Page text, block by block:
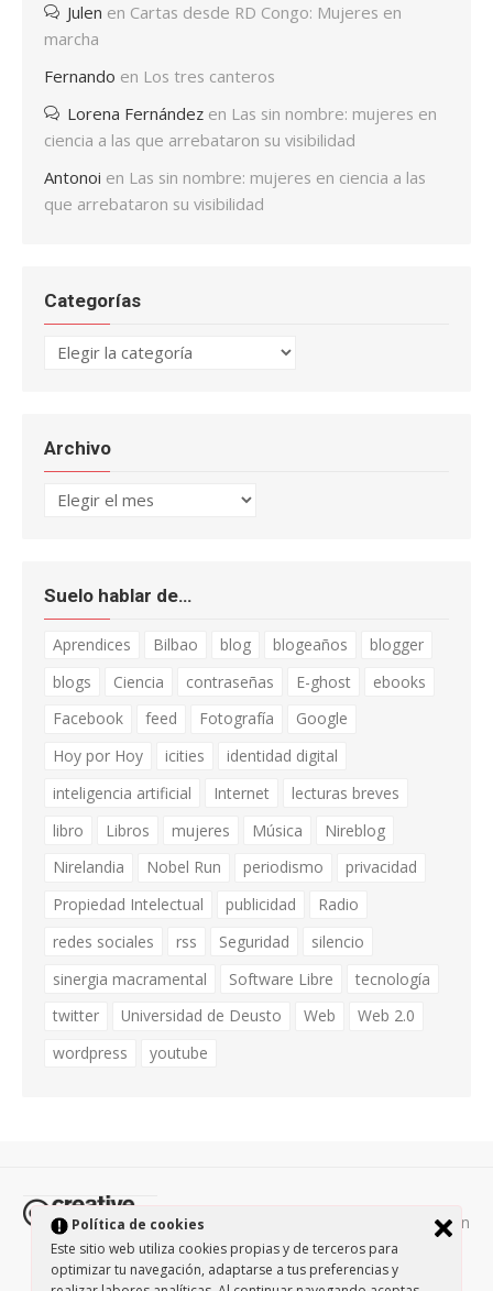
Política de cookies
Este sitio web utiliza cookies propias y de terceros para
optimizar tu navegación, adaptarse a tus preferencias y
Julen en Cartas desde RD Congo: Mujeres en
marcha
Fernando en Los tres canteros
Lorena Fernández en Las sin nombre: mujeres en
ciencia a las que arrebataron su visibilidad
Antonoi en Las sin nombre: mujeres en ciencia a las
que arrebataron su visibilidad
Categorías
Categorías
Archivo
Archivo
Suelo hablar de…
Aprendices Bilbao blog blogeaños
blogger
blogs
Ciencia contraseñas E-ghost
ebooks
Facebook
feed Fotografía
Google
Hoy por Hoy
icities
identidad digital
inteligencia artificial
Internet
lecturas breves
libro
Libros mujeres Música
Nireblog
Nirelandia
Nobel Run periodismo
privacidad
Propiedad Intelectual
publicidad
Radio
redes sociales
rss Seguridad
silencio
sinergia macramental
Software Libre
tecnología
twitter
Universidad de Deusto Web
Web 2.0
wordpress
youtube
Todos los contenidos de esta página están
protegidos por la licencia Creative Commons Attribution-
NonCommercial-ShareAlike 3.0. / Política de privacidad